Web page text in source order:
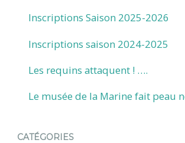
Inscriptions Saison 2025-2026
Inscriptions saison 2024-2025
Les requins attaquent ! ….
Le musée de la Marine fait peau
CATÉGORIES